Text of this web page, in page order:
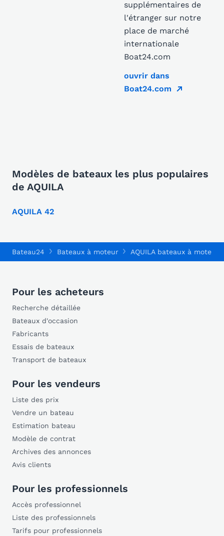
supplémentaires de
l'étranger sur notre
place de marché
internationale
Boat24.com
ouvrir dans
Boat24.com
Modèles de bateaux les plus populaires
de AQUILA
AQUILA 42
Bateau24 Bateaux à moteur AQUILA bateaux à moteur
Pour les acheteurs
Recherche détaillée
Bateaux d'occasion
Fabricants
Essais de bateaux
Transport de bateaux
Pour les vendeurs
Liste des prix
Vendre un bateau
Estimation bateau
Modèle de contrat
Archives des annonces
Avis clients
Pour les professionnels
Accès professionnel
Liste des professionnels
Tarifs pour professionnels